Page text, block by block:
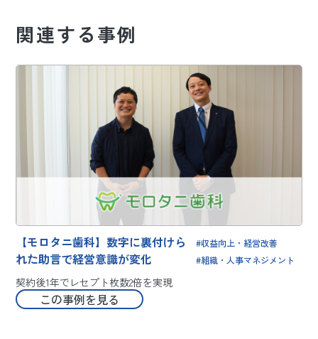
関連する事例
【モロタニ歯科】数字に裏付けら
れた助言で経営意識が変化
収益向上・経営改善
組織・人事マネジメント
契約後1年でレセプト枚数2倍を実現
この事例を見る